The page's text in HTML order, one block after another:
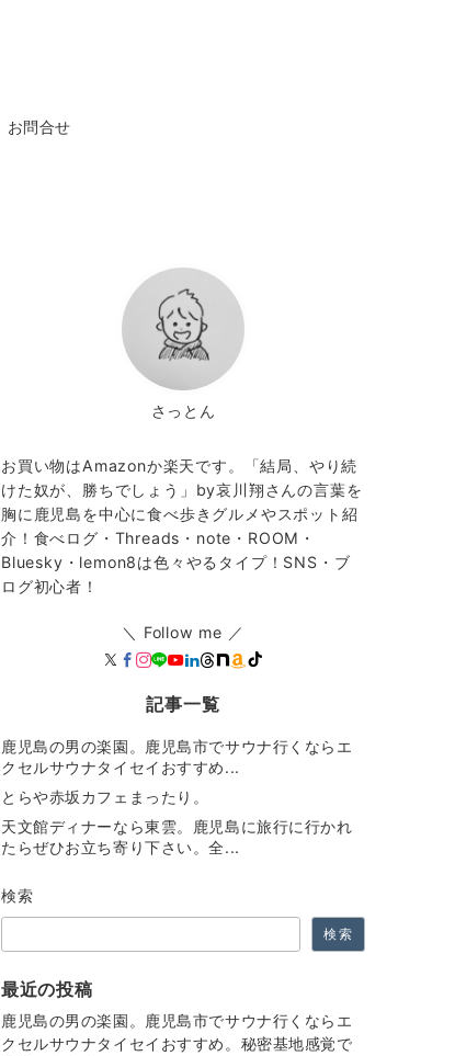
お問合せ
さっとん
お買い物はAmazonか楽天です。「結局、やり続
けた奴が、勝ちでしょう」by哀川翔さんの言葉を
胸に鹿児島を中心に食べ歩きグルメやスポット紹
介！食べログ・Threads・note・ROOM・
Bluesky・lemon8は色々やるタイプ！SNS・ブ
ログ初心者！
＼ Follow me ／
記事一覧
鹿児島の男の楽園。鹿児島市でサウナ行くならエ
クセルサウナタイセイおすすめ...
とらや赤坂カフェまったり。
天文館ディナーなら東雲。鹿児島に旅行に行かれ
たらぜひお立ち寄り下さい。全...
検索
検索
最近の投稿
鹿児島の男の楽園。鹿児島市でサウナ行くならエ
クセルサウナタイセイおすすめ。秘密基地感覚で